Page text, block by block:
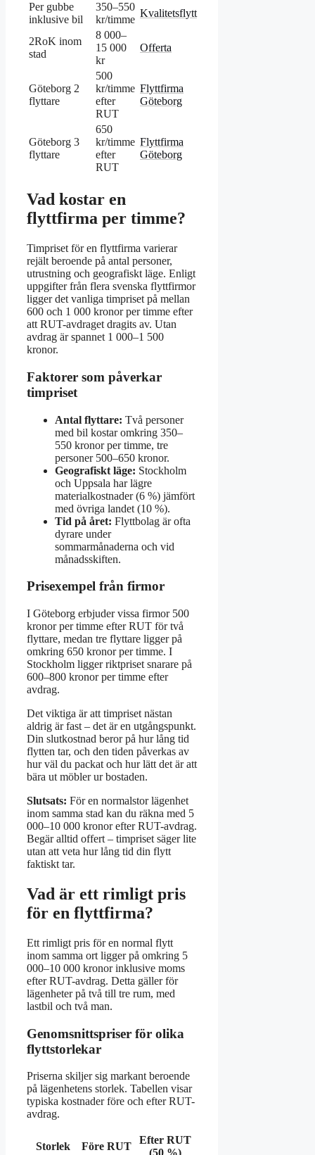
Per gubbe
inklusive bil
350–550
kr/timme
Kvalitetsflytt
2RoK inom
stad
8 000–
15 000
kr
Offerta
Göteborg 2
flyttare
500
kr/timme
efter
RUT
Flyttfirma
Göteborg
Göteborg 3
flyttare
650
kr/timme
efter
RUT
Flyttfirma
Göteborg
Vad kostar en
flyttfirma per timme?
Timpriset för en flyttfirma varierar
rejält beroende på antal personer,
utrustning och geografiskt läge. Enligt
uppgifter från flera svenska flyttfirmor
ligger det vanliga timpriset på mellan
600 och 1 000 kronor per timme efter
att RUT-avdraget dragits av. Utan
avdrag är spannet 1 000–1 500
kronor.
Faktorer som påverkar
timpriset
Antal flyttare: Två personer
med bil kostar omkring 350–
550 kronor per timme, tre
personer 500–650 kronor.
Geografiskt läge: Stockholm
och Uppsala har lägre
materialkostnader (6 %) jämfört
med övriga landet (10 %).
Tid på året: Flyttbolag är ofta
dyrare under
sommarmånaderna och vid
månadsskiften.
Prisexempel från firmor
I Göteborg erbjuder vissa firmor 500
kronor per timme efter RUT för två
flyttare, medan tre flyttare ligger på
omkring 650 kronor per timme. I
Stockholm ligger riktpriset snarare på
600–800 kronor per timme efter
avdrag.
Det viktiga är att timpriset nästan
aldrig är fast – det är en utgångspunkt.
Din slutkostnad beror på hur lång tid
flytten tar, och den tiden påverkas av
hur väl du packat och hur lätt det är att
bära ut möbler ur bostaden.
Slutsats: För en normalstor lägenhet
inom samma stad kan du räkna med 5
000–10 000 kronor efter RUT-avdrag.
Begär alltid offert – timpriset säger lite
utan att veta hur lång tid din flytt
faktiskt tar.
Vad är ett rimligt pris
för en flyttfirma?
Ett rimligt pris för en normal flytt
inom samma ort ligger på omkring 5
000–10 000 kronor inklusive moms
efter RUT-avdrag. Detta gäller för
lägenheter på två till tre rum, med
lastbil och två man.
Genomsnittspriser för olika
flyttstorlekar
Priserna skiljer sig markant beroende
på lägenhetens storlek. Tabellen visar
typiska kostnader före och efter RUT-
avdrag.
Storlek Före RUT
Efter RUT